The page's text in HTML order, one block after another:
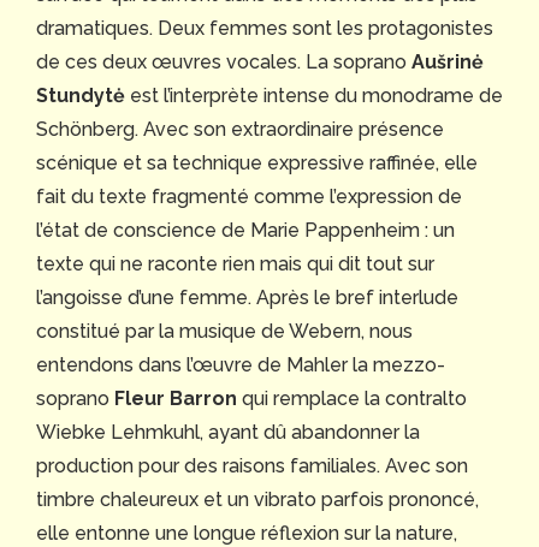
dramatiques. Deux femmes sont les protagonistes
de ces deux œuvres vocales. La soprano Aušrinė
Stundytė est l’interprète intense du monodrame de
Schönberg. Avec son extraordinaire présence
scénique et sa technique expressive raffinée, elle
fait du texte fragmenté comme l’expression de
l’état de conscience de Marie Pappenheim : un
texte qui ne raconte rien mais qui dit tout sur
l’angoisse d’une femme. Après le bref interlude
constitué par la musique de Webern, nous
entendons dans l’œuvre de Mahler la mezzo-
soprano Fleur Barron qui remplace la contralto
Wiebke Lehmkuhl, ayant dû abandonner la
production pour des raisons familiales. Avec son
timbre chaleureux et un vibrato parfois prononcé,
elle entonne une longue réflexion sur la nature,